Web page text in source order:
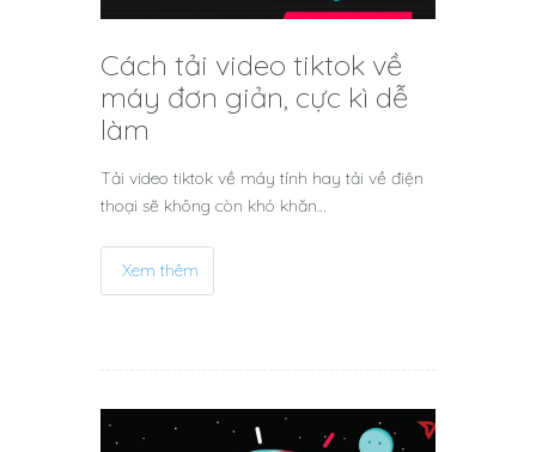
Cách tải video tiktok về
máy đơn giản, cực kì dễ
làm
Tải video tiktok về máy tính hay tải về điện
thoại sẽ không còn khó khăn…
Xem thêm